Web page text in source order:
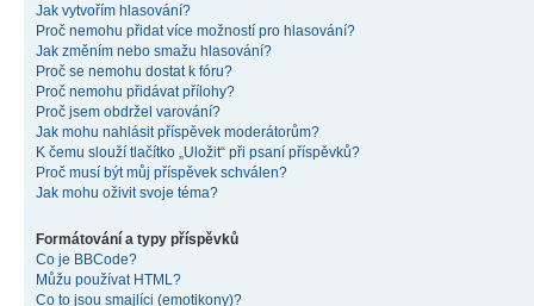
Jak vytvořím hlasování?
Proč nemohu přidat více možností pro hlasování?
Jak změním nebo smažu hlasování?
Proč se nemohu dostat k fóru?
Proč nemohu přidávat přílohy?
Proč jsem obdržel varování?
Jak mohu nahlásit příspěvek moderátorům?
K čemu slouží tlačítko „Uložit“ při psaní příspěvků?
Proč musí být můj příspěvek schválen?
Jak mohu oživit svoje téma?
Formátování a typy příspěvků
Co je BBCode?
Můžu používat HTML?
Co to jsou smajlíci (emotikony)?